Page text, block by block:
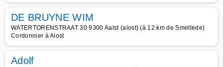
DE BRUYNE WIM
WATERTORENSTRAAT 30 9300 Aalst (alost) (à 12 km de Smetlede)
Cordonnier à Alost
Adolf